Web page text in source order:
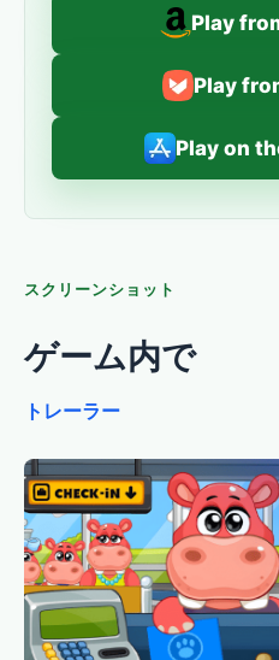
Play
Play
Play on
スクリーンショット
ゲーム内で
トレーラー